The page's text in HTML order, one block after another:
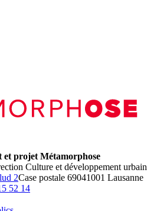
et projet Métamorphose
Culture et développement urbain
2Case postale 69041001 Lausanne
52 14